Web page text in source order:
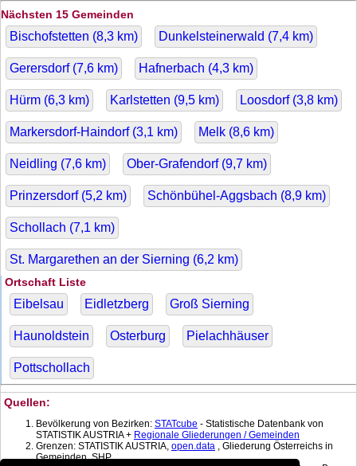
Nächsten 15 Gemeinden
Bischofstetten (8,3 km) Dunkelsteinerwald (7,4 km)
Gerersdorf (7,6 km) Hafnerbach (4,3 km)
Hürm (6,3 km) Karlstetten (9,5 km) Loosdorf (3,8 km)
Markersdorf-Haindorf (3,1 km) Melk (8,6 km)
Neidling (7,6 km) Ober-Grafendorf (9,7 km)
Prinzersdorf (5,2 km) Schönbühel-Aggsbach (8,9 km)
Schollach (7,1 km)
St. Margarethen an der Sierning (6,2 km)
Ortschaft Liste
Eibelsau Eidletzberg Groß Sierning
Haunoldstein Osterburg Pielachhäuser
Pottschollach
Quellen:
Bevölkerung von Bezirken: STATcube - Statistische Datenbank von
STATISTIK AUSTRIA + Regionale Gliederungen / Gemeinden
Grenzen: STATISTIK AUSTRIA, open.data , Gliederung Österreichs in
Gemeinden, SHP